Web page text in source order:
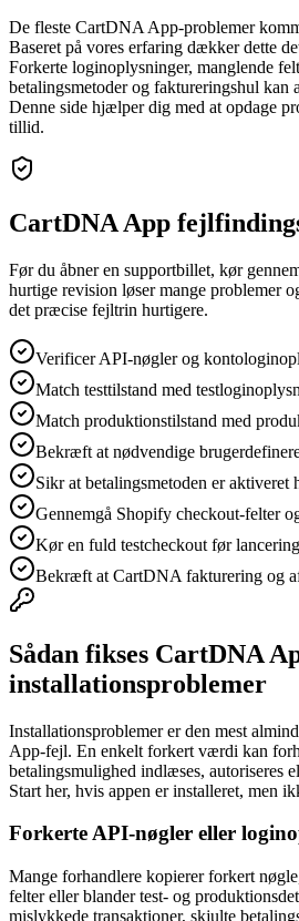
De fleste CartDNA App-problemer
Baseret på vores erfaring dækker dette
Forkerte loginoplysninger, manglende
betalingsmetoder og faktureringshul kan
Denne side hjælper dig med at opdage
tillid.
CartDNA App
Før du åbner en supportbillet, kør
hurtige revision løser mange problemer
det præcise fejltrin hurtigere.
Verificer API-nøgler og
Match testtilstand med
Match produktionstilstand med
Bekræft at nødvendige
Sikr at betalingsmetoden er aktiveret
Gennemgå Shopify checkout-felter
Kør en fuld testcheckout før
Bekræft at CartDNA fakturering og
Sådan fikses CartDNA
installationsproblemer
Installationsproblemer er den mest
App-fejl. En enkelt forkert værdi kan
betalingsmulighed indlæses, autoriseres
Start her, hvis appen er installeret, men
Forkerte API-nøgler eller
Mange forhandlere kopierer forkert
felter eller blander test- og
mislykkede transaktioner, skjulte